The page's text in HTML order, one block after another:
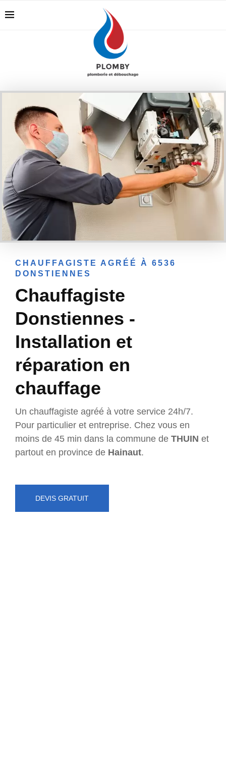
CHAUFFAGISTE AGRÉÉ À 6536
DONSTIENNES
Chauffagiste
Donstiennes -
Installation et
réparation en
chauffage
Un chauffagiste agréé à votre service 24h/7.
Pour particulier et entreprise. Chez vous en
moins de 45 min dans la commune de THUIN et
partout en province de Hainaut.
DEVIS GRATUIT